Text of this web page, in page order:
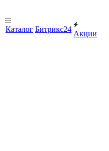
Каталог Битрикс24
Акции